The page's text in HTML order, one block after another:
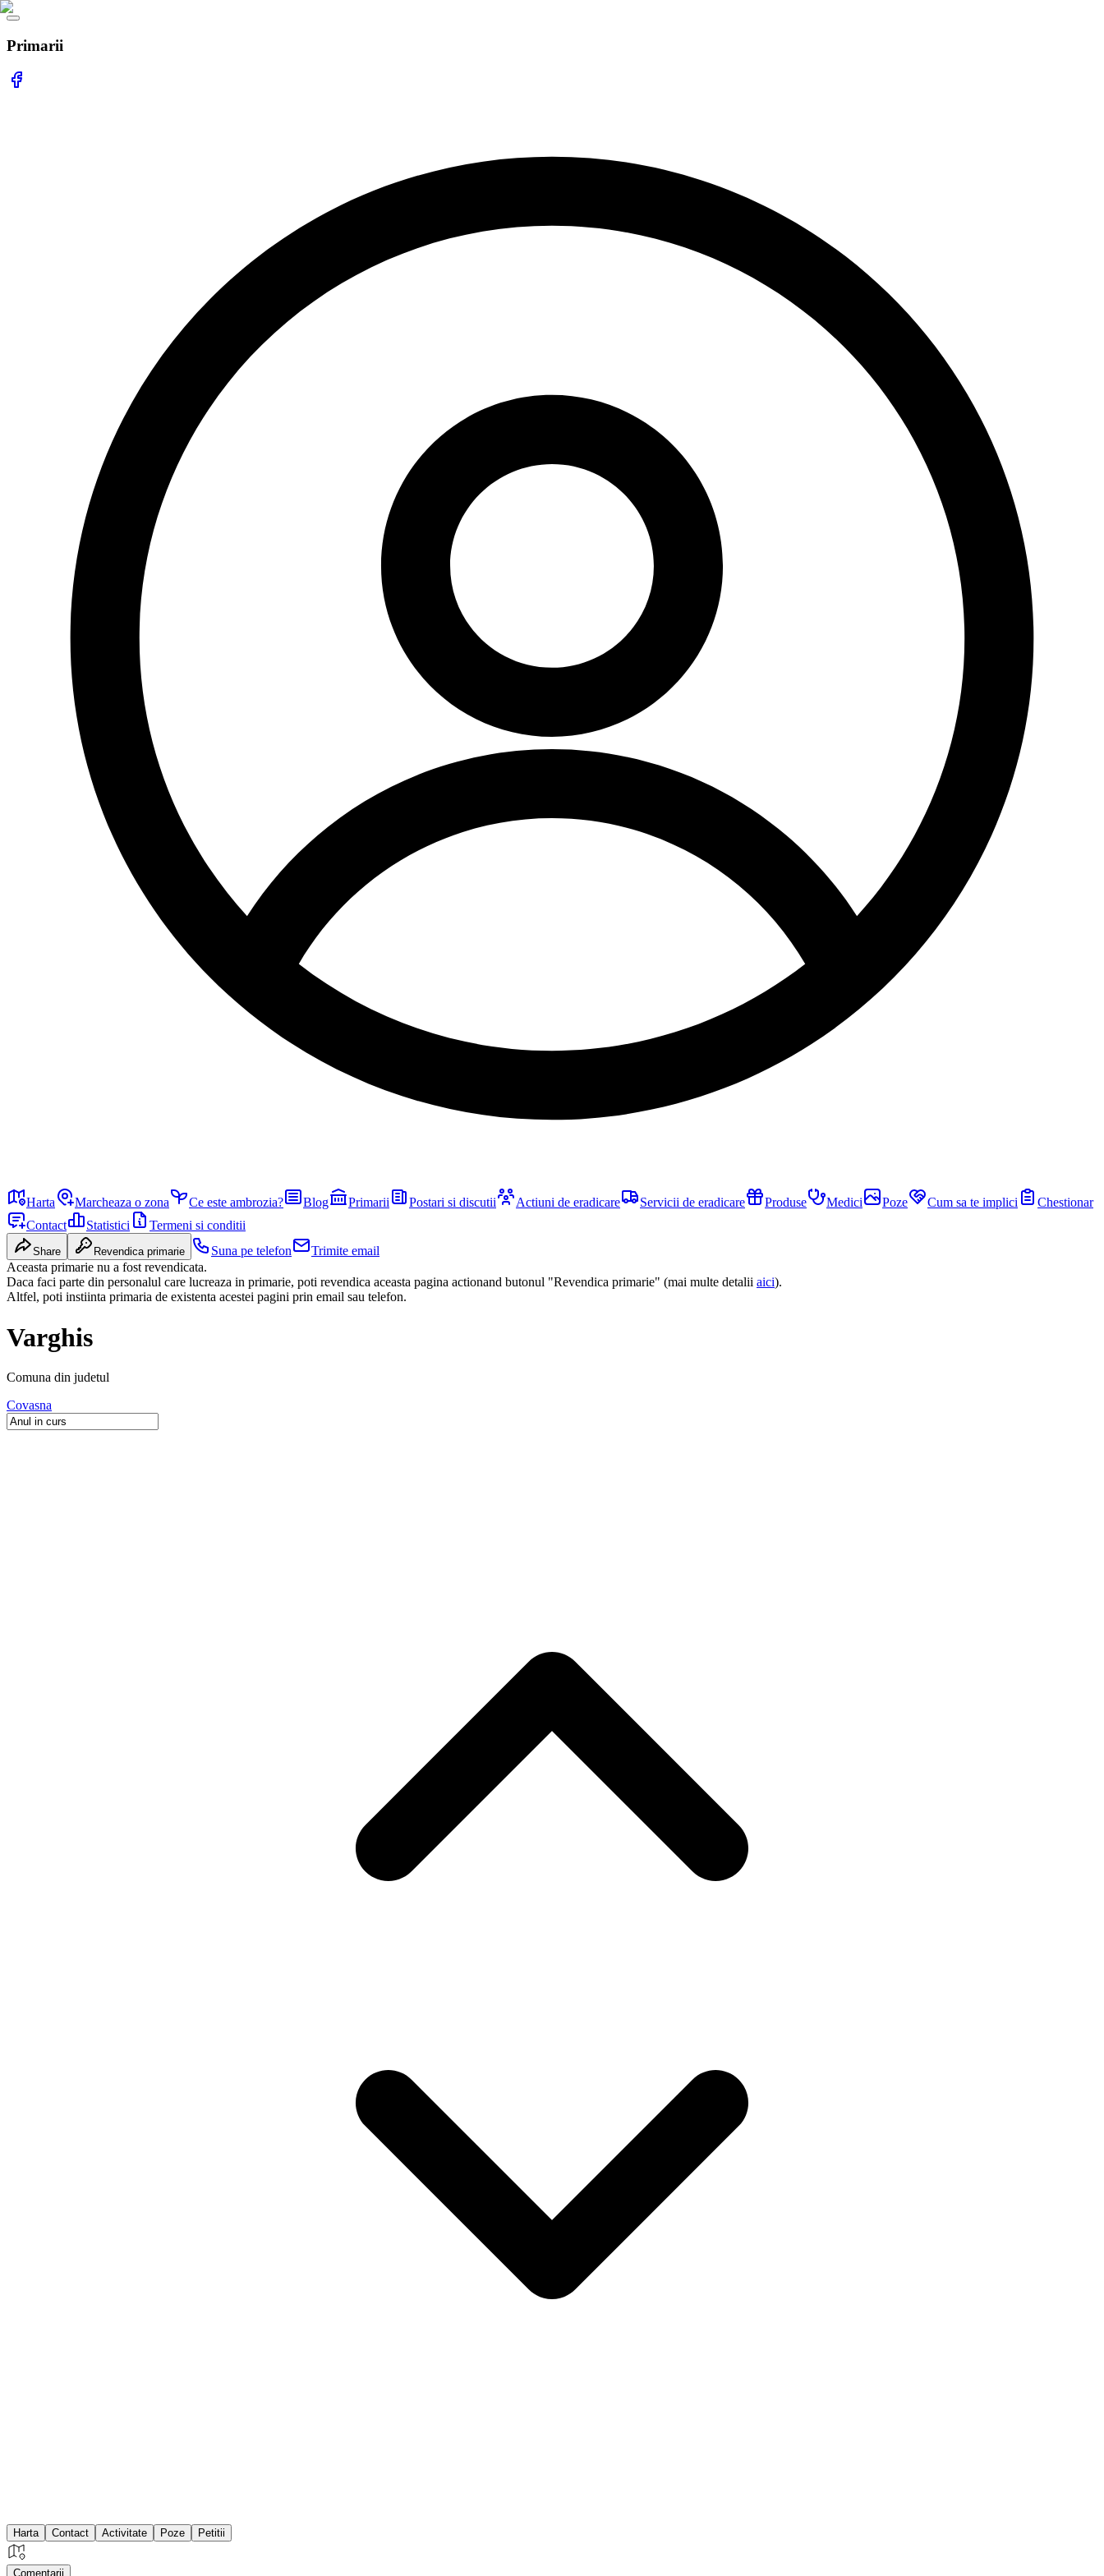
Primarii
Harta Marcheaza o zona Ce este ambrozia? Blog Primarii Postari si discutii Actiuni de eradicare Servicii de eradicare Produse Medici Poze Cum sa te implici
Chestionar
Contact
Statistici Termeni si conditii
Share Revendica primarie Suna pe telefon
Trimite email
Aceasta primarie nu a fost revendicata.
Daca faci parte din personalul care lucreaza in primarie, poti revendica aceasta pagina actionand butonul "Revendica primarie" (mai multe detalii aici).
Altfel, poti instiinta primaria de existenta acestei pagini prin email sau telefon.
Varghis
Comuna din judetul
Covasna
Harta Contact Activitate Poze Petitii
Comentarii